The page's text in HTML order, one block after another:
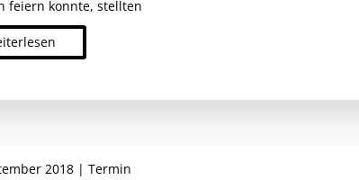
feiern konnte, stellten
2018 | Termin